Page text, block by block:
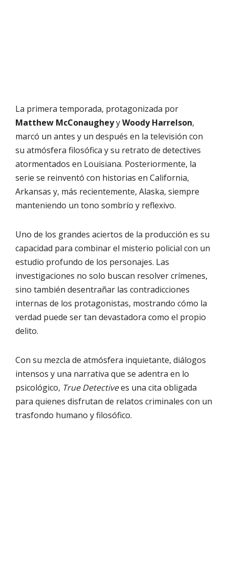
La primera temporada, protagonizada por
Matthew McConaugheyyWoody Harrelson,
marcó un antes y un después en la televisión con
su atmósfera filosófica y su retrato de detectives
atormentados en Louisiana. Posteriormente, la
serie se reinventó con historias en California,
Arkansas y, más recientemente, Alaska, siempre
manteniendo un tono sombrío y reflexivo.
Uno de los grandes aciertos de la producción es su
capacidad para combinar el misterio policial con un
estudio profundo de los personajes. Las
investigaciones no solo buscan resolver crímenes,
sino también desentrañar las contradicciones
internas de los protagonistas, mostrando cómo la
verdad puede ser tan devastadora como el propio
delito.
Con su mezcla de atmósfera inquietante, diálogos
intensos y una narrativa que se adentra en lo
psicológico, True Detectivees una cita obligada
para quienes disfrutan de relatos criminales con un
trasfondo humano y filosófico.